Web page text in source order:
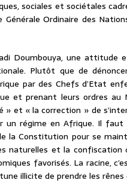
sociales et sociétales
Générale Ordinaire des
Doumbouya, une attitude
Plutôt que de
par des Chefs d’Etat
et prenant leurs ordres au
» et « la correction » de
un régime en Afrique. Il
la Constitution pour se
naturelles et la confiscation
favorisés. La racine,
illicite de prendre les rênes